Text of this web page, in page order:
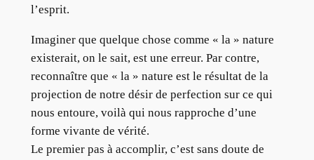
l’esprit.
Imaginer que quelque chose comme « la » nature
existerait, on le sait, est une erreur. Par contre,
reconnaître que « la » nature est le résultat de la
projection de notre désir de perfection sur ce qui
nous entoure, voilà qui nous rapproche d’une
forme vivante de vérité.
Le premier pas à accomplir, c’est sans doute de